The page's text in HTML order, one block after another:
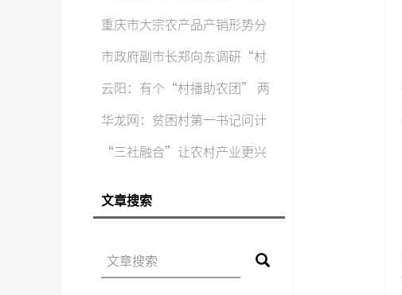
重庆市大宗农产品产销形势分
市政府副市长郑向东调研“村
云阳：有个“村播助农团” 两
华龙网：贫困村第一书记问计
“三社融合”让农村产业更兴
文章搜索